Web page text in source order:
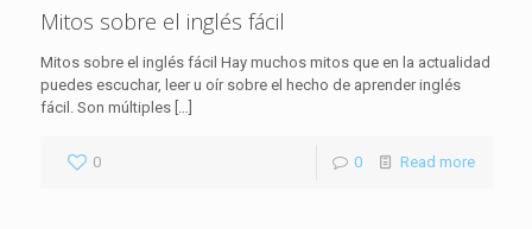
Mitos sobre el inglés fácil
Mitos sobre el inglés fácil Hay muchos mitos que en la actualidad
puedes escuchar, leer u oír sobre el hecho de aprender inglés
fácil. Son múltiples[…]
0 0 Read more